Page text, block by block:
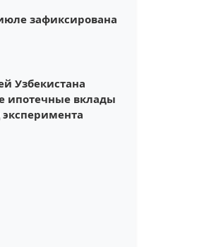
зафиксирована
Узбекистана
ипотечные вклады